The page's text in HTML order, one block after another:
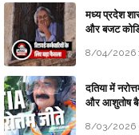
मध्य प्रदेश
और बजट
8/04/2026
दतिया में
और आशुतोष
8/03/2026